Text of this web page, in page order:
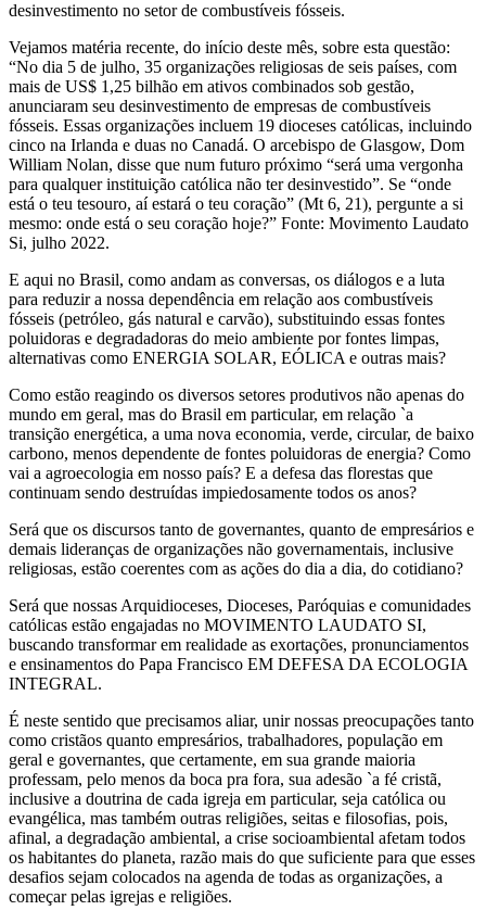
desinvestimento no setor de combustíveis fósseis.
Vejamos matéria recente, do início deste mês, sobre esta questão:
“No dia 5 de julho, 35 organizações religiosas de seis países, com
mais de US$ 1,25 bilhão em ativos combinados sob gestão,
anunciaram seu desinvestimento de empresas de combustíveis
fósseis. Essas organizações incluem 19 dioceses católicas, incluindo
cinco na Irlanda e duas no Canadá. O arcebispo de Glasgow, Dom
William Nolan, disse que num futuro próximo “será uma vergonha
para qualquer instituição católica não ter desinvestido”. Se “onde
está o teu tesouro, aí estará o teu coração” (Mt 6, 21), pergunte a si
mesmo: onde está o seu coração hoje?” Fonte: Movimento Laudato
Si, julho 2022.
E aqui no Brasil, como andam as conversas, os diálogos e a luta
para reduzir a nossa dependência em relação aos combustíveis
fósseis (petróleo, gás natural e carvão), substituindo essas fontes
poluidoras e degradadoras do meio ambiente por fontes limpas,
alternativas como ENERGIA SOLAR, EÓLICA e outras mais?
Como estão reagindo os diversos setores produtivos não apenas do
mundo em geral, mas do Brasil em particular, em relação `a
transição energética, a uma nova economia, verde, circular, de baixo
carbono, menos dependente de fontes poluidoras de energia? Como
vai a agroecologia em nosso país? E a defesa das florestas que
continuam sendo destruídas impiedosamente todos os anos?
Será que os discursos tanto de governantes, quanto de empresários e
demais lideranças de organizações não governamentais, inclusive
religiosas, estão coerentes com as ações do dia a dia, do cotidiano?
Será que nossas Arquidioceses, Dioceses, Paróquias e comunidades
católicas estão engajadas no MOVIMENTO LAUDATO SI,
buscando transformar em realidade as exortações, pronunciamentos
e ensinamentos do Papa Francisco EM DEFESA DA ECOLOGIA
INTEGRAL.
É neste sentido que precisamos aliar, unir nossas preocupações tanto
como cristãos quanto empresários, trabalhadores, população em
geral e governantes, que certamente, em sua grande maioria
professam, pelo menos da boca pra fora, sua adesão `a fé cristã,
inclusive a doutrina de cada igreja em particular, seja católica ou
evangélica, mas também outras religiões, seitas e filosofias, pois,
afinal, a degradação ambiental, a crise socioambiental afetam todos
os habitantes do planeta, razão mais do que suficiente para que esses
desafios sejam colocados na agenda de todas as organizações, a
começar pelas igrejas e religiões.